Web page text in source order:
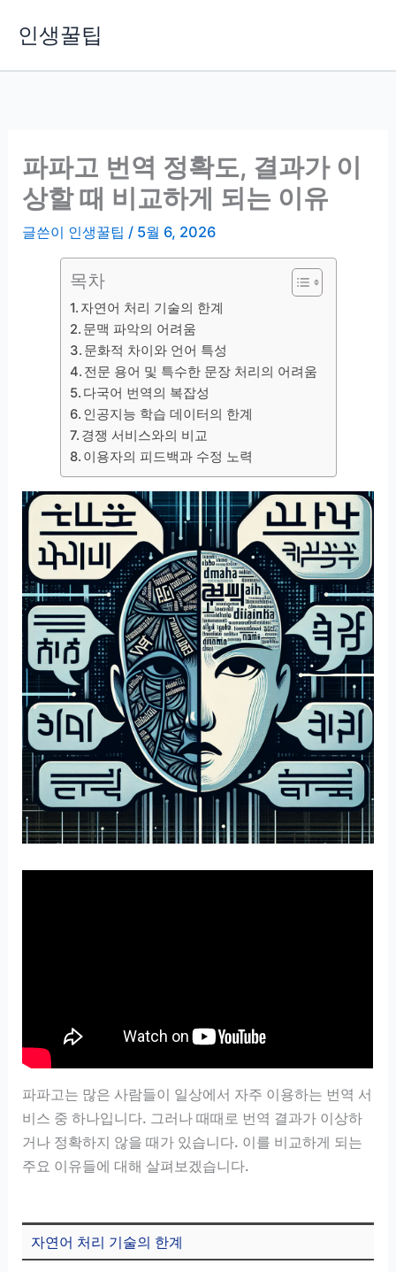
인생꿀팁
파파고 번역 정확도, 결과가 이
상할 때 비교하게 되는 이유
글쓴이 인생꿀팁 / 5월 6, 2026
목차
자연어 처리 기술의 한계
문맥 파악의 어려움
문화적 차이와 언어 특성
전문 용어 및 특수한 문장 처리의 어려움
다국어 번역의 복잡성
인공지능 학습 데이터의 한계
경쟁 서비스와의 비교
이용자의 피드백과 수정 노력
파파고는 많은 사람들이 일상에서 자주 이용하는 번역 서
비스 중 하나입니다. 그러나 때때로 번역 결과가 이상하
거나 정확하지 않을 때가 있습니다. 이를 비교하게 되는
주요 이유들에 대해 살펴보겠습니다.
자연어 처리 기술의 한계